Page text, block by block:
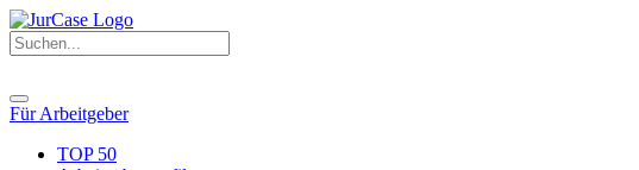
Für Arbeitgeber
TOP 50